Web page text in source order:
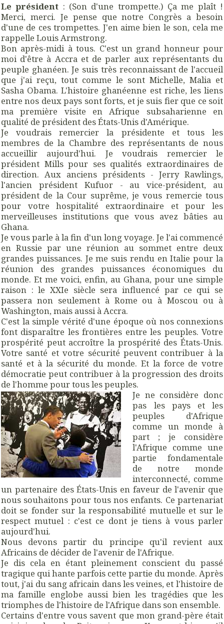
Le président : (Son d'une trompette.) Ça me plaît !
Merci, merci. Je pense que notre Congrès a besoin
d'une de ces trompettes. J'en aime bien le son, cela me
rappelle Louis Armstrong.
Bon après-midi à tous. C'est un grand honneur pour
moi d'être à Accra et de parler aux représentants du
peuple ghanéen. Je suis très reconnaissant de l'accueil
que j'ai reçu, tout comme le sont Michelle, Malia et
Sasha Obama. L'histoire ghanéenne est riche, les liens
entre nos deux pays sont forts, et je suis fier que ce soit
ma première visite en Afrique subsaharienne en
qualité de président des États-Unis d'Amérique.
Je voudrais remercier la présidente et tous les
membres de la Chambre des représentants de nous
accueillir aujourd'hui. Je voudrais remercier le
président Mills pour ses qualités extraordinaires de
direction. Aux anciens présidents - Jerry Rawlings,
l'ancien président Kufuor - au vice-président, au
président de la Cour suprême, je vous remercie tous
pour votre hospitalité extraordinaire et pour les
merveilleuses institutions que vous avez bâties au
Ghana.
Je vous parle à la fin d'un long voyage. Je l'ai commencé
en Russie par une réunion au sommet entre deux
grandes puissances. Je me suis rendu en Italie pour la
réunion des grandes puissances économiques du
monde. Et me voici, enfin, au Ghana, pour une simple
raison : le XXIe siècle sera influencé par ce qui se
passera non seulement à Rome ou à Moscou ou à
Washington, mais aussi à Accra.
C'est la simple vérité d'une époque où nos connexions
font disparaître les frontières entre les peuples. Votre
prospérité peut accroître la prospérité des États-Unis.
Votre santé et votre sécurité peuvent contribuer à la
santé et à la sécurité du monde. Et la force de votre
démocratie peut contribuer à la progression des droits
de l'homme pour tous les peuples.
Je ne considère donc
pas les pays et les
peuples d'Afrique
comme un monde à
part ; je considère
l'Afrique comme une
partie fondamentale
de notre monde
interconnecté, comme
un partenaire des États-Unis en faveur de l'avenir que
nous souhaitons pour tous nos enfants. Ce partenariat
doit se fonder sur la responsabilité mutuelle et sur le
respect mutuel : c'est ce dont je tiens à vous parler
aujourd'hui.
Nous devons partir du principe qu'il revient aux
Africains de décider de l'avenir de l'Afrique.
Je dis cela en étant pleinement conscient du passé
tragique qui hante parfois cette partie du monde. Après
tout, j'ai du sang africain dans les veines, et l'histoire de
ma famille englobe aussi bien les tragédies que les
triomphes de l'histoire de l'Afrique dans son ensemble.
Certains d'entre vous savent que mon grand-père était